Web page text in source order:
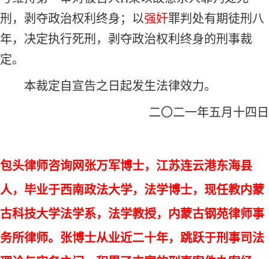
刑，剥夺政治权利终身；以强奸罪判处有期徒刑八
年，决定执行死刑，剥夺政治权利终身的刑事裁
定。
本裁定自宣告之日起发生法律效力。
二〇二一年五月十四日
包头律师咨询网张万军博士，江苏连云港东海县
人，毕业于西南政法大学，法学博士，现任教内蒙
古科技大学法学系，法学教授，内蒙古钢苑律师事
务所律师。张博士从业近二十年，跳跃于刑事司法